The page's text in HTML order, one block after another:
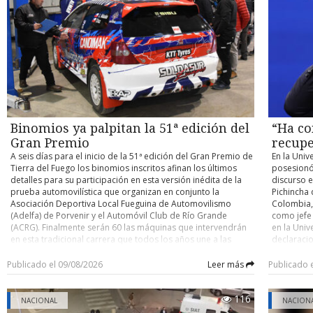
atribuido a Irán. Con información de Infobae
accidente y determinar eventuales responsabilidades. Su
control de detención quedó fijado para este domingo.
el
acceder
cerrado
y
Binomios ya palpitan la 51ª edición del
Gran Premio
A seis días para el inicio de la 51ª edición del Gran Premio de
Tierra del Fuego los binomios inscritos afinan los últimos
detalles para su participación en esta versión inédita de la
prueba automovilística que organizan en conjunto la
Asociación Deportiva Local Fueguina de Automovilismo
(Adelfa) de Porvenir y el Automóvil Club de Río Grande
(ACRG). Finalmente serán 60 las máquinas que intervendrán
en esta tradicional carrera que todos los años une a las
vuelta, con partida y llegada este año en la capital fueguina.
Como es ya conocido, para esta versión los organizadores
determinaron que la carrera se dispute por etapas,
reemplazando lo que se realizaba hasta la edición pasada
que era de bandera a bandera y sin detenciones entremedio
Publicado el 09/08/2026 Leer más
“Ha
En la
discurso
Pichincha
como
en la
nacional”
país. En
Ha
autoridad
Publicado
NACIONAL 116